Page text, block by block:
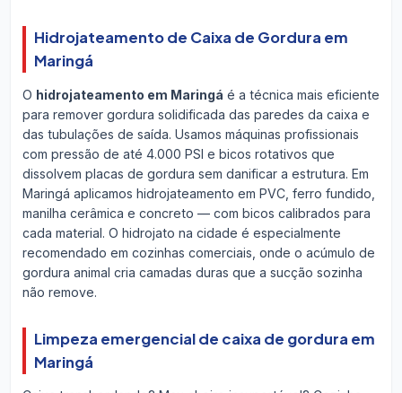
Hidrojateamento de Caixa de Gordura em
Maringá
O hidrojateamento em Maringá é a técnica mais eficiente
para remover gordura solidificada das paredes da caixa e
das tubulações de saída. Usamos máquinas profissionais
com pressão de até 4.000 PSI e bicos rotativos que
dissolvem placas de gordura sem danificar a estrutura. Em
Maringá aplicamos hidrojateamento em PVC, ferro fundido,
manilha cerâmica e concreto — com bicos calibrados para
cada material. O hidrojato na cidade é especialmente
recomendado em cozinhas comerciais, onde o acúmulo de
gordura animal cria camadas duras que a sucção sozinha
não remove.
Limpeza emergencial de caixa de gordura em
Maringá